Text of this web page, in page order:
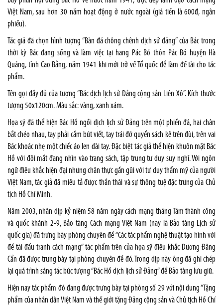
Việt Nam, sau hơn 30 năm hoạt động ở nước ngoài (giá tiền là 600đ, ngân
phiếu).
Tác giả đã chọn hình tượng “Bàn đá chông chênh dịch sử đảng” của Bác trong
thời kỳ Bác đang sống và làm việc tại hang Pác Bó thôn Pác Bó huyện Hà
Quảng, tỉnh Cao Bằng, năm 1941 khi mới trở về Tổ quốc để làm đề tài cho tác
phẩm.
Tên gọi đầy đủ của tượng “Bác dịch lịch sử Đảng cộng sản Liên Xô”. Kích thước
tượng 50x120cm. Màu sắc: vàng, xanh xám.
Họa sỹ đã thể hiện Bác Hồ ngồi dịch lịch sử Đảng trên một phiến đá, hai chân
bắt chéo nhau, tay phải cầm bút viết, tay trái đỡ quyển sách kê trên đùi, trên vai
Bác khoác nhẹ một chiếc áo len dài tay. Đặc biệt tác giả thể hiện khuôn mặt Bác
Hồ với đôi mắt đang nhìn vào trang sách, tập trung tư duy suy nghĩ. Với ngôn
ngữ điêu khắc hiện đại nhưng chân thực gần gũi với tư duy thẩm mỹ của người
Việt Nam, tác giả đã miêu tả được thần thái và sự thông tuệ đặc trưng của Chủ
tịch Hồ Chí Minh.
Năm 2003, nhân dịp kỷ niệm 58 năm ngày cách mạng tháng Tám thành công
và quốc khánh 2-9, Bảo tàng Cách mạng Việt Nam (nay là Bảo tàng Lịch sử
quốc gia) đã trưng bày phòng chuyên đề “Các tác phẩm nghệ thuật tạo hình với
đề tài đấu tranh cách mạng” tác phẩm trên của họa sỹ điêu khắc Dương Đăng
Cẩn đã được trưng bày tại phòng chuyên đề đó. Trong dịp này ông đã ghi chép
lại quá trình sáng tác bức tượng “Bác Hồ dịch lịch sử Đảng” để Bảo tàng lưu giữ.
Hiện nay tác phẩm đó đang được trưng bày tại phòng số 29 với nội dung “Tặng
phẩm của nhân dân Việt Nam và thế giới tặng Đảng cộng sản và Chủ tịch Hồ Chí